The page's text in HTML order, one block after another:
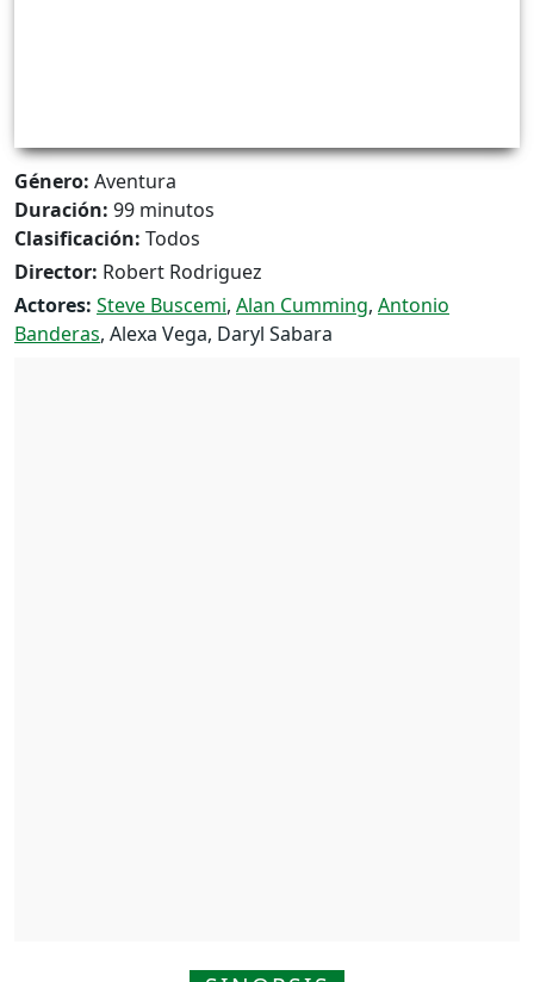
Género: Aventura
Duración: 99 minutos
Clasificación: Todos
Director: Robert Rodriguez
Actores: Steve Buscemi, Alan Cumming, Antonio
Banderas, Alexa Vega, Daryl Sabara